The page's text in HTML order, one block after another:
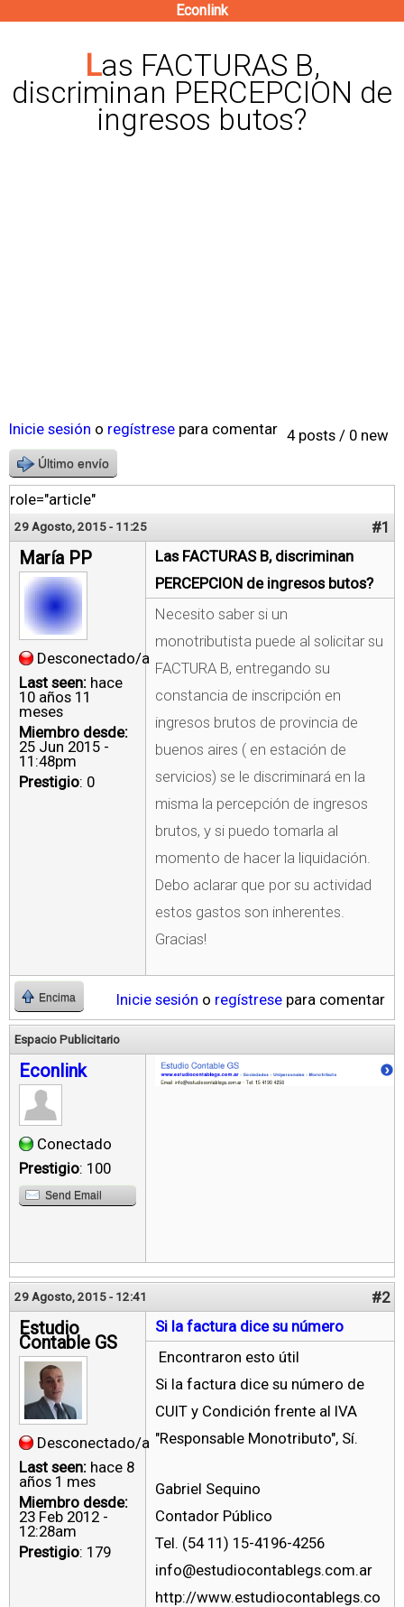
contenido
principal
Econlink
Las FACTURAS B,
discriminan PERCEPCION de
ingresos butos?
4 posts / 0 new
Inicie sesión o regístrese para comentar
Último envío
role="article"
29 Agosto, 2015 - 11:25 #1
María PP
Desconectado/a
Last seen: hace
10 años 11
meses
Miembro desde:
25 Jun 2015 -
11:48pm
Prestigio: 0
Las FACTURAS B, discriminan
PERCEPCION de ingresos butos?
Necesito saber si un
monotributista puede al solicitar su
FACTURA B, entregando su
constancia de inscripción en
ingresos brutos de provincia de
buenos aires ( en estación de
servicios) se le discriminará en la
misma la percepción de ingresos
brutos, y si puedo tomarla al
momento de hacer la liquidación.
Debo aclarar que por su actividad
estos gastos son inherentes.
Gracias!
Encima Inicie sesión o regístrese para comentar
Espacio Publicitario
Econlink
Conectado
Prestigio: 100
Send Email
29 Agosto, 2015 - 12:41 #2
Estudio
Contable GS
Desconectado/a
Last seen: hace 8
años 1 mes
Miembro desde:
23 Feb 2012 -
12:28am
Prestigio: 179
Si la factura dice su número
Encontraron esto útil
Si la factura dice su número de
CUIT y Condición frente al IVA
"Responsable Monotributo", Sí.
Gabriel Sequino
Contador Público
Tel. (54 11) 15-4196-4256
info@estudiocontablegs.com.ar
http://www.estudiocontablegs.co